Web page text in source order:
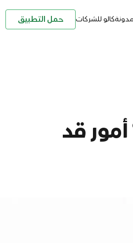
كالو للشركات حمل التطبيق
قد